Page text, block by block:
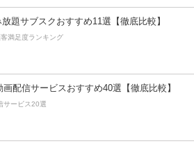
題サブスクおすすめ11選【徹底比較】
満足度ランキング
画配信サービスおすすめ40選【徹底比較】
サービス20選